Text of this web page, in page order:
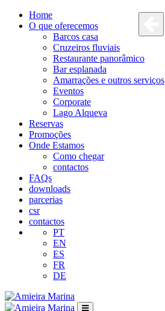
Home
O que oferecemos
Barcos casa
Cruzeiros fluviais
Restaurante panorâmico
Bar esplanada
Amarrações e outros serviços
Eventos
Corporate
Lago Alqueva
Reservas
Promoções
Onde Estamos
Como chegar
contactos
FAQs
downloads
parcerias
csr
contactos
PT
EN
ES
FR
DE